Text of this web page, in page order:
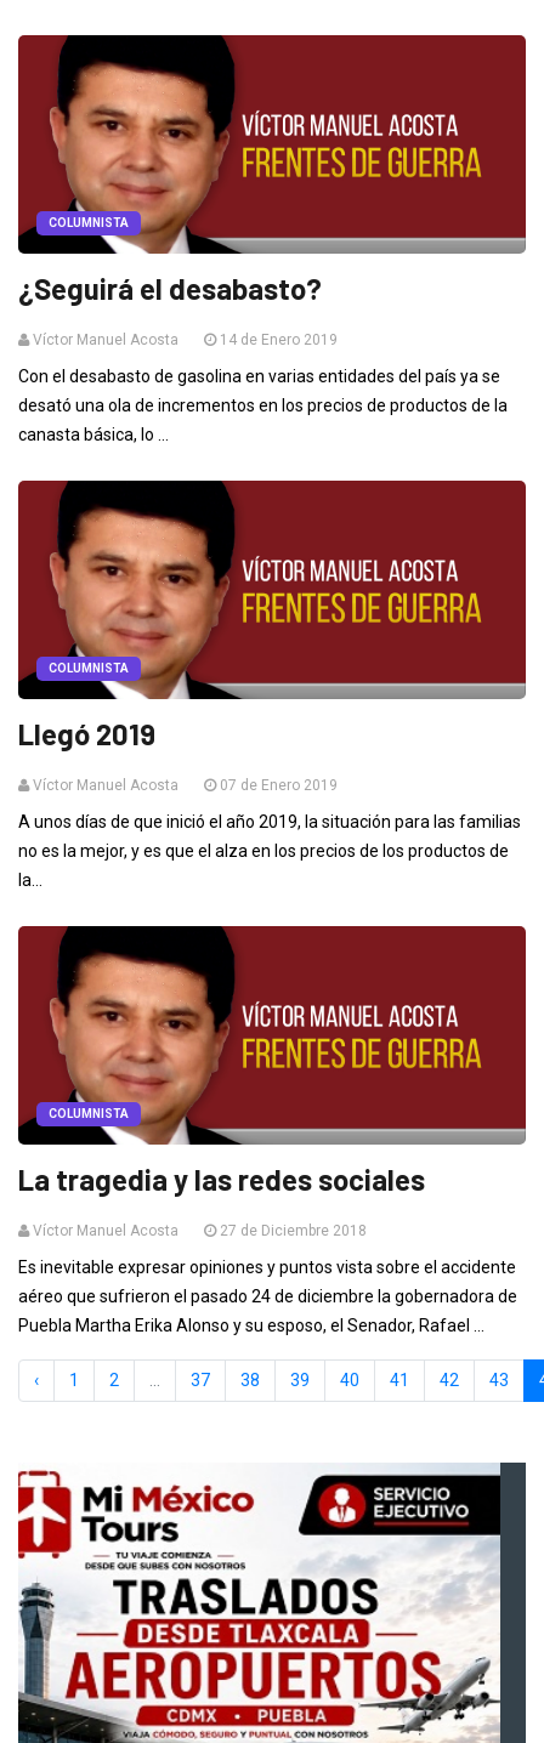
COLUMNISTA
¿Seguirá el desabasto?
Víctor Manuel Acosta 14 de Enero 2019
Con el desabasto de gasolina en varias entidades del país ya se
desató una ola de incrementos en los precios de productos de la
canasta básica, lo ...
COLUMNISTA
Llegó 2019
Víctor Manuel Acosta 07 de Enero 2019
A unos días de que inició el año 2019, la situación para las familias
no es la mejor, y es que el alza en los precios de los productos de
la...
COLUMNISTA
La tragedia y las redes sociales
Víctor Manuel Acosta 27 de Diciembre 2018
Es inevitable expresar opiniones y puntos vista sobre el accidente
aéreo que sufrieron el pasado 24 de diciembre la gobernadora de
Puebla Martha Erika Alonso y su esposo, el Senador, Rafael ...
‹ 1 2 37 38 39 40 41 42 43